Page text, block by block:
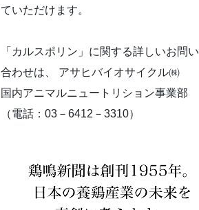
ていただけます。
「カルスポリン」に関する詳しいお問い
合わせは、 アサヒバイオサイクル㈱
国内アニマルニュートリション事業部
（電話：03－6412－3310）